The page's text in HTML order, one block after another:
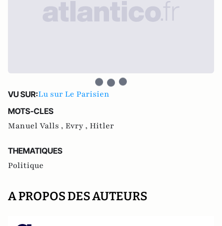
VU SUR:Lu sur Le Parisien
MOTS-CLES
Manuel Valls , Evry , Hitler
THEMATIQUES
Politique
A PROPOS DES AUTEURS